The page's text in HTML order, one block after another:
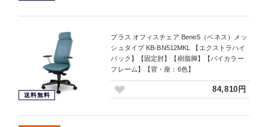
送料無料
プラス オフィスチェア BeneS（ベネス）メッ
シュタイプ KB-BN512MKL 【エクストラハイ
バック】【固定肘】【樹脂脚】【バイカラー
フレーム】【背・座：6色】
84,810円